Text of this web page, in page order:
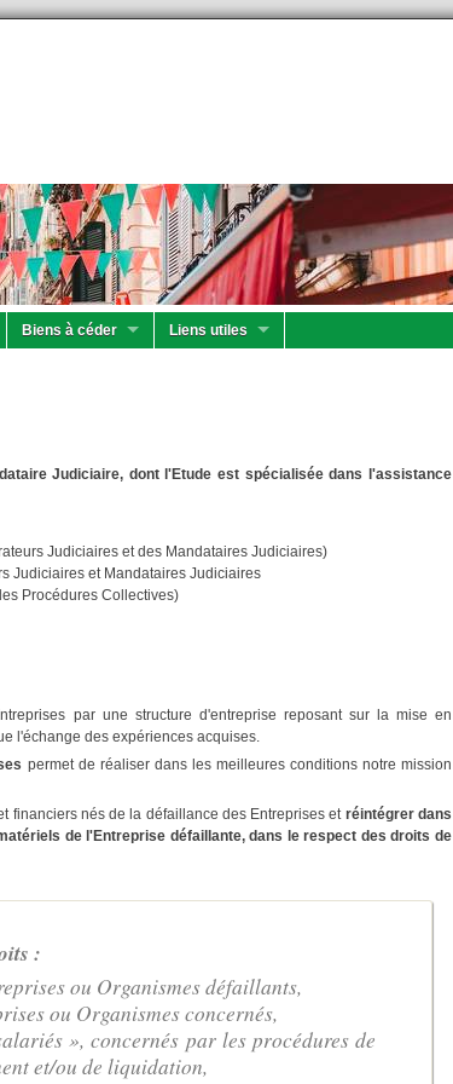
Biens à céder Liens utiles
Judiciaire, dont l'Etude est spécialisée dans l'assistance
Judiciaires et des Mandataires Judiciaires)
Judiciaires et Mandataires Judiciaires
Procédures Collectives)
par une structure d'entreprise reposant sur la mise en
l'échange des expériences acquises.
permet de réaliser dans les meilleures conditions notre mission
financiers nés de la défaillance des Entreprises et réintégrer dans
de l'Entreprise défaillante, dans le respect des droits de
:
ou Organismes défaillants,
ou Organismes concernés,
», concernés par les procédures de
et/ou de liquidation,